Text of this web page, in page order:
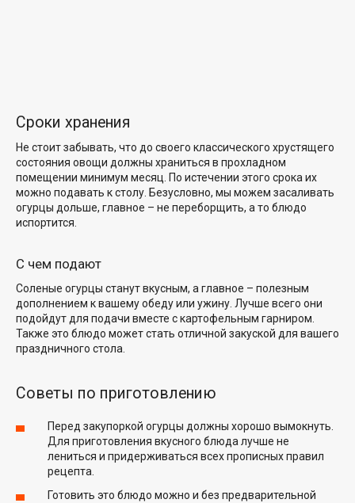
Сроки хранения
Не стоит забывать, что до своего классического хрустящего
состояния овощи должны храниться в прохладном
помещении минимум месяц. По истечении этого срока их
можно подавать к столу. Безусловно, мы можем засаливать
огурцы дольше, главное – не переборщить, а то блюдо
испортится.
С чем подают
Соленые огурцы станут вкусным, а главное – полезным
дополнением к вашему обеду или ужину. Лучше всего они
подойдут для подачи вместе с картофельным гарниром.
Также это блюдо может стать отличной закуской для вашего
праздничного стола.
Советы по приготовлению
Перед закупоркой огурцы должны хорошо вымокнуть.
Для приготовления вкусного блюда лучше не
лениться и придерживаться всех прописных правил
рецепта.
Готовить это блюдо можно и без предварительной